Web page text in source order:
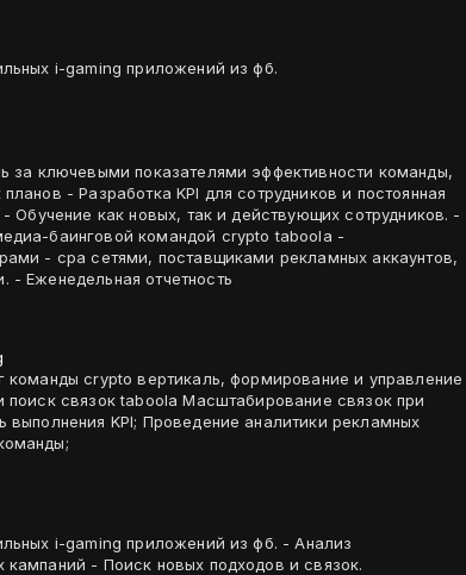
i-gaming приложений из фб.
за ключевыми показателями эффективности команды,
- Разработка KPI для сотрудников и постоянная
Обучение как новых, так и действующих сотрудников. -
баинговой командой crypto taboola -
- cpa сетями, поставщиками рекламных аккаунтов,
Еженедельная отчетность
команды crypto вертикаль, формирование и управление
поиск связок taboola Масштабирование связок при
выполнения KPI; Проведение аналитики рекламных
i-gaming приложений из фб. - Анализ
кампаний - Поиск новых подходов и связок.